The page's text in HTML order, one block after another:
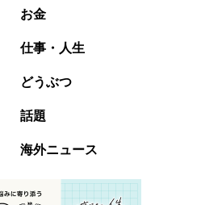
お金
仕事・人生
どうぶつ
話題
海外ニュース